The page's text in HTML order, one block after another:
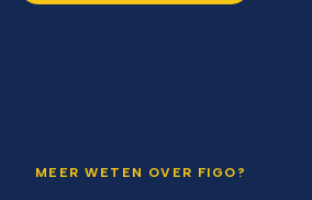
MEER WETEN OVER FIGO?